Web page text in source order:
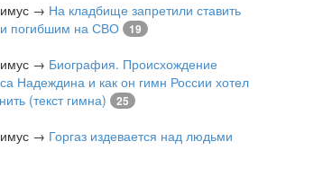
→ На кладбище запретили ставить
погибшим на СВО
19
→ Биография. Происхождение
Надеждина и как он гимн России хотел
(текст гимна)
25
→ Горгаз издевается над людьми